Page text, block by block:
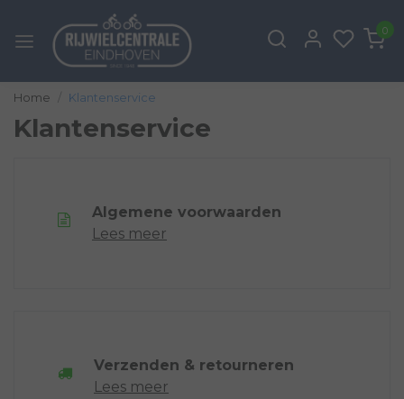
0
Home Klantenservice
Klantenservice
Algemene voorwaarden
Lees meer
Verzenden & retourneren
Lees meer